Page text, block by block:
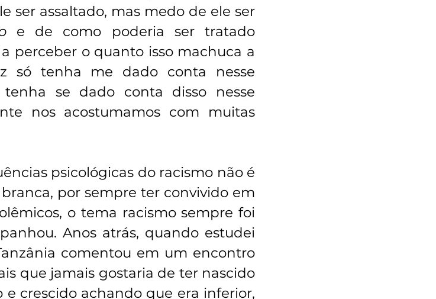
ser assaltado, mas medo de ele ser
e de como poderia ser tratado
perceber o quanto isso machuca a
só tenha me dado conta nesse
se dado conta disso nesse
nos acostumamos com muitas
psicológicas do racismo não é
por sempre ter convivido em
o tema racismo sempre foi
Anos atrás, quando estudei
comentou em um encontro
que jamais gostaria de ter nascido
e crescido achando que era inferior,